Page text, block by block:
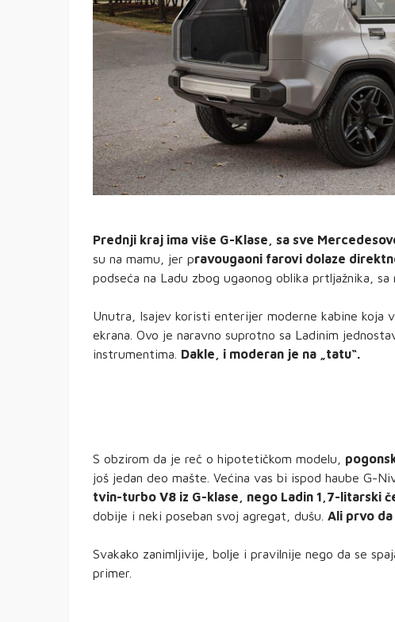
Prednji kraj ima više G-Klase, sa sve
su na mamu, jer pravougaoni farovi dolaze
podseća na Ladu zbog ugaonog oblika prtljažnika, sa
Unutra, Isajev koristi enterijer moderne kabine koja
ekrana. Ovo je naravno suprotno sa Ladinim
instrumentima. Dakle, i moderan je na „tatu“.
S obzirom da je reč o hipotetičkom modelu,
još jedan deo mašte. Većina vas bi ispod haube G-
tvin-turbo V8 iz G-klase, nego Ladin 1,7-litarski
dobije i neki poseban svoj agregat, dušu. Ali prvo da
Svakako zanimljivije, bolje i pravilnije nego da se
primer.